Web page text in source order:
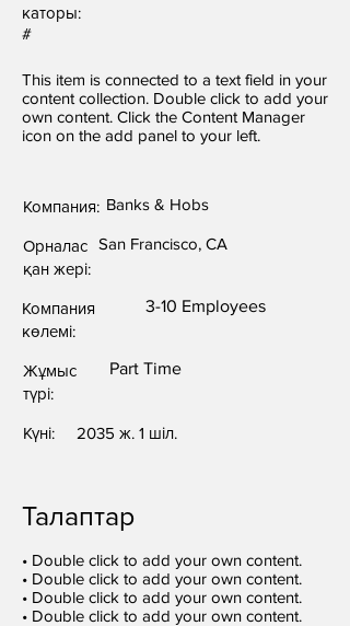
каторы:
#
This item is connected to a text field in your
content collection. Double click to add your
own content. Click the Content Manager
icon on the add panel to your left.
Компания: Banks & Hobs
Орналас
қан жері:
San Francisco, CA
Компания
көлемі:
3-10 Employees
Жұмыс
түрі:
Part Time
Күні: 2035 ж. 1 шіл.
Талаптар
• Double click to add your own content.
• Double click to add your own content.
• Double click to add your own content.
• Double click to add your own content.